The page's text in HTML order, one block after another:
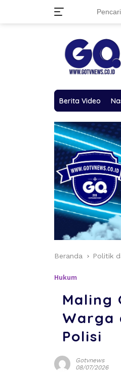
Berita Video
Beranda Politik
Hukum
Maling
Warga
Polisi
Gotvnews
08/07/2026